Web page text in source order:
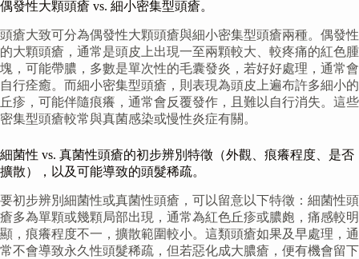
偶發性大顆頭瘡 vs. 細小密集型頭瘡。
頭瘡大致可分為偶發性大顆頭瘡與細小密集型頭瘡兩種。偶發性
的大顆頭瘡，通常是頭皮上出現一至兩顆較大、較疼痛的紅色腫
塊，可能帶膿，多數是單次性的毛囊發炎，若好好處理，通常會
自行痊癒。而細小密集型頭瘡，則表現為頭皮上遍布許多細小的
丘疹，可能伴隨痕癢，通常會反覆發作，且難以自行消失。這些
密集型頭瘡較常與真菌感染或慢性炎症有關。
細菌性 vs. 真菌性頭瘡的初步辨別特徵（外觀、痕癢程度、是否
擴散），以及可能導致的頭髮稀疏。
要初步辨別細菌性或真菌性頭瘡，可以留意以下特徵：細菌性頭
瘡多為單顆或幾顆局部出現，通常為紅色丘疹或膿皰，痛感較明
顯，痕癢程度不一，擴散範圍較小。這類頭瘡如果及早處理，通
常不會導致永久性頭髮稀疏，但若惡化成大膿瘡，便有機會留下